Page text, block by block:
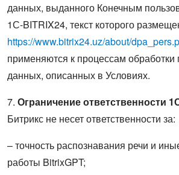
данных, выданного Конечным
1С-BITRIX24, текст которого
https://www.bitrix24.uz/about/
применяются к процессам
данных, описанных в Условиях.
7. Ограничение ответственности
Битрикс не несет ответственности за:
– точность распознавания речи и
работы BitrixGPT;